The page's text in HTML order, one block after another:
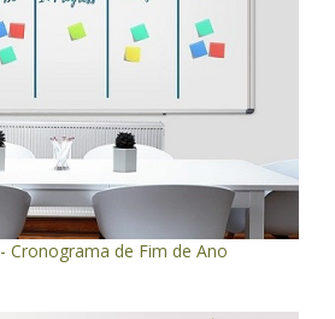
- Cronograma de Fim de Ano